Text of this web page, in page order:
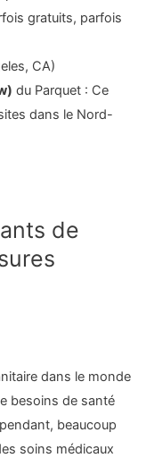
gratuits, parfois
CA)
du Parquet : Ce
dans le Nord-
de
dans le monde
besoins de santé
beaucoup
soins médicaux